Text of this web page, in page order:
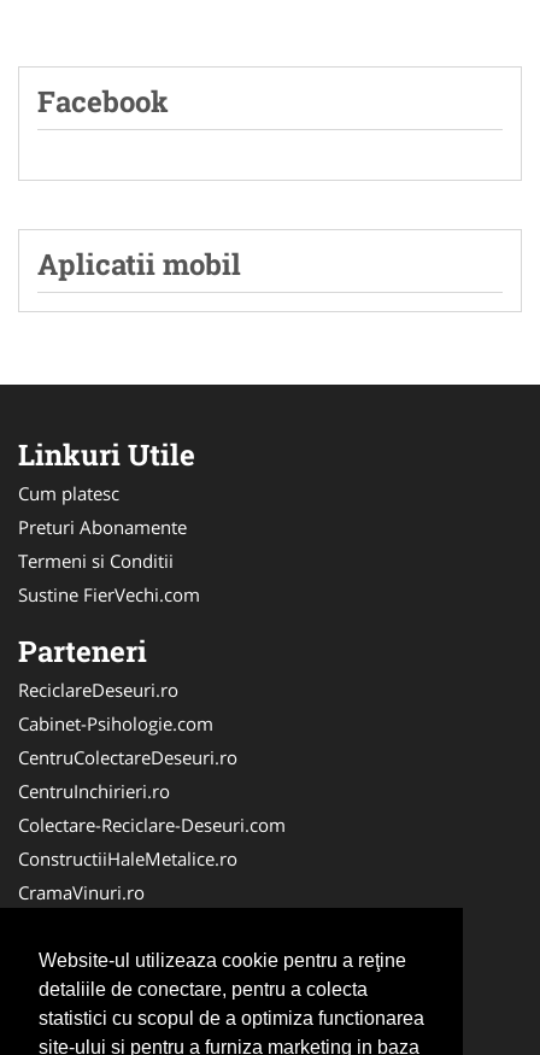
Website-ul utilizeaza cookie pentru a reţine
detaliile de conectare, pentru a colecta
statistici cu scopul de a optimiza functionarea
site-ului si pentru a furniza marketing in baza
Facebook
Aplicatii mobil
Linkuri Utile
Cum platesc
Preturi Abonamente
Termeni si Conditii
Sustine FierVechi.com
Parteneri
ReciclareDeseuri.ro
Cabinet-Psihologie.com
CentruColectareDeseuri.ro
CentruInchirieri.ro
Colectare-Reciclare-Deseuri.com
ConstructiiHaleMetalice.ro
CramaVinuri.ro
ColectareDeseuriMedicale.com
Cabinet Privat
Cabinet-Individual.ro